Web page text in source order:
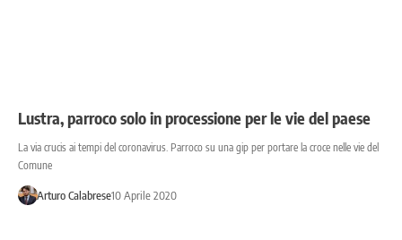
Lustra, parroco solo in processione per le vie del paese
La via crucis ai tempi del coronavirus. Parroco su una gip per portare la croce nelle vie del
Comune
Arturo Calabrese10 Aprile 2020